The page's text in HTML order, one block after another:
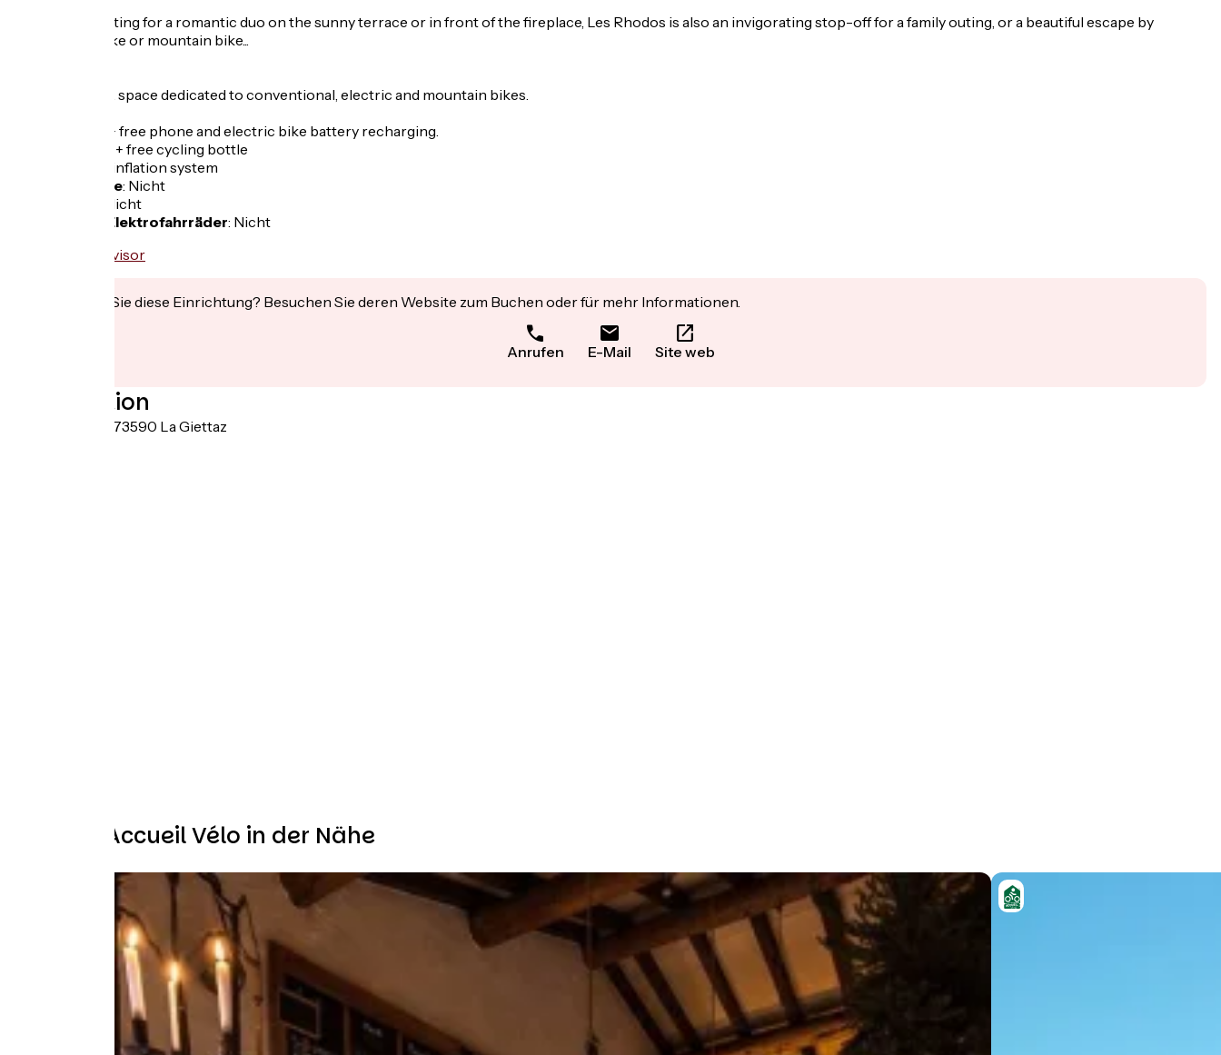
A romantic setting for a romantic duo on the sunny terrace or in front of the fireplace, Les Rhodos is also an invigorating stop-off for a family outing, or a beautiful escape by
motorcycle, bike or mountain bike...
PLAZA BIKE: A space dedicated to conventional, electric and mountain bikes.
- WIFI access + free phone and electric bike battery recharging.
- Lemon water + free cycling bottle
- Basic tools + inflation system
Fahrradgarage: Nicht
Nicht
Aufladen für Elektrofahrräder: Nicht
Interessiert Sie diese Einrichtung? Besuchen Sie deren Website zum Buchen oder für mehr Informationen.
Anrufen E-Mail Site web
Localisation
Col des Aravis 73590 La Giettaz
Weitere Accueil Vélo in der Nähe